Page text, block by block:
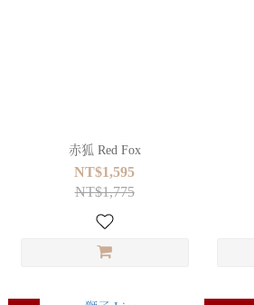
赤狐 Red Fox
NT$1,595
NT$1,775